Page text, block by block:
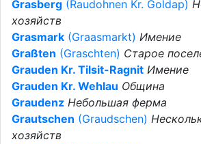
Grasberg (Raudohnen Kr. Goldap)
хозяйств
Grasmark (Graasmarkt) Имение
Graßten (Graschten) Старое
Grauden Kr. Tilsit-Ragnit Имение
Grauden Kr. Wehlau Община
Graudenz Небольшая ферма
Grautschen (Graudschen)
хозяйств